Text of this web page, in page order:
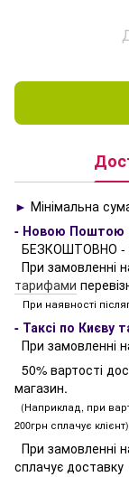
► Мінімальна
- Новою Поштою
БЕЗКОШТОВНО -
При замовленні
тарифами
При наявності
- Таксі по Києву
При замовленні
50% вартості
магазин.
(Наприклад, при
200грн сплачує
При замовленні
сплачує доставку